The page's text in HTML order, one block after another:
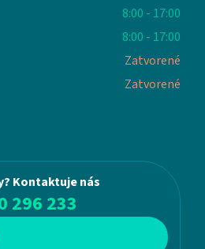
8:00 - 17:00
8:00 - 17:00
Zatvorené
Zatvorené
Kontaktuje nás
296 233